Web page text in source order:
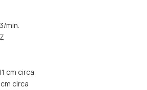
min.
cm circa
circa